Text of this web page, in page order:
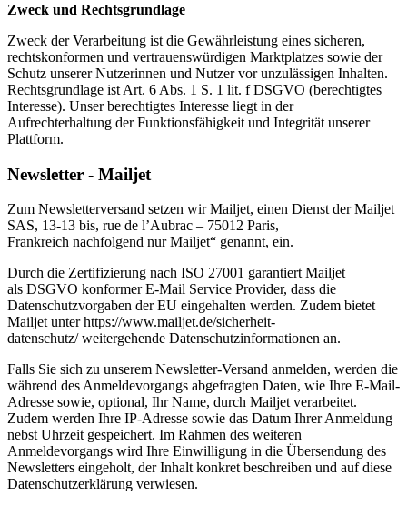
Zweck und Rechtsgrundlage
Zweck der Verarbeitung ist die Gewährleistung eines sicheren,
rechtskonformen und vertrauenswürdigen Marktplatzes sowie der
Schutz unserer Nutzerinnen und Nutzer vor unzulässigen Inhalten.
Rechtsgrundlage ist Art. 6 Abs. 1 S. 1 lit. f DSGVO (berechtigtes
Interesse). Unser berechtigtes Interesse liegt in der
Aufrechterhaltung der Funktionsfähigkeit und Integrität unserer
Plattform.
Newsletter - Mailjet
Zum Newsletterversand setzen wir Mailjet, einen Dienst der Mailjet
SAS, 13-13 bis, rue de l’Aubrac – 75012 Paris,
Frankreich nachfolgend nur Mailjet“ genannt, ein.
Durch die Zertifizierung nach ISO 27001 garantiert Mailjet
als DSGVO konformer E-Mail Service Provider, dass die
Datenschutzvorgaben der EU eingehalten werden. Zudem bietet
Mailjet unter https://www.mailjet.de/sicherheit-
datenschutz/ weitergehende Datenschutzinformationen an.
Falls Sie sich zu unserem Newsletter-Versand anmelden, werden die
während des Anmeldevorgangs abgefragten Daten, wie Ihre E-Mail-
Adresse sowie, optional, Ihr Name, durch Mailjet verarbeitet.
Zudem werden Ihre IP-Adresse sowie das Datum Ihrer Anmeldung
nebst Uhrzeit gespeichert. Im Rahmen des weiteren
Anmeldevorgangs wird Ihre Einwilligung in die Übersendung des
Newsletters eingeholt, der Inhalt konkret beschreiben und auf diese
Datenschutzerklärung verwiesen.